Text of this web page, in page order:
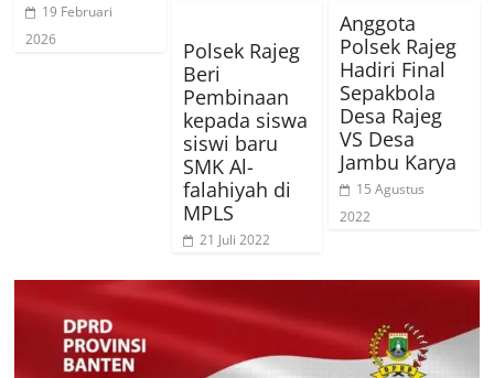
19 Februari
2026
Polsek Rajeg
Beri
Pembinaan
kepada siswa
siswi baru
SMK Al-
falahiyah di
MPLS
21 Juli 2022
Anggota
Polsek Rajeg
Hadiri Final
Sepakbola
Desa Rajeg
VS Desa
Jambu Karya
15 Agustus
2022